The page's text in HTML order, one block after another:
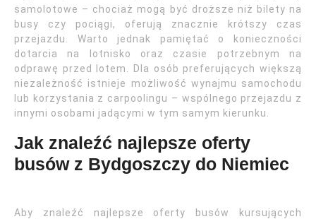
samolotowe – chociaż mogą być droższe niż bilety na
busy czy pociągi, oferują znacznie krótszy czas
przejazdu. Warto jednak pamiętać o konieczności
dotarcia na lotnisko oraz czasie potrzebnym na
odprawę przed lotem. Dla osób preferujących większą
niezależność istnieje możliwość wynajmu samochodu
lub korzystania z carpoolingu – wspólnego przejazdu z
innymi osobami jadącymi w tym samym kierunku.
Jak znaleźć najlepsze oferty
busów z Bydgoszczy do Niemiec
Aby znaleźć najlepsze oferty busów kursujących